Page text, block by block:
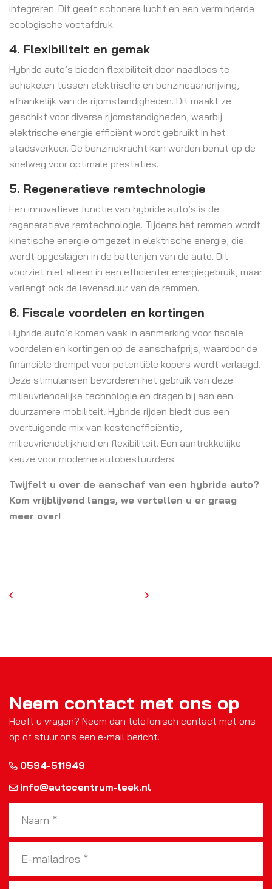
integreren. Dit geeft schonere lucht en een verminderde
ecologische voetafdruk.
4. Flexibiliteit en gemak
Hybride auto’s bieden flexibiliteit door naadloos te
schakelen tussen elektrische en benzineaandrijving,
afhankelijk van de rijomstandigheden. Dit maakt ze
geschikt voor diverse rijomstandigheden, waarbij
elektrische energie efficiënt wordt gebruikt in het
stadsverkeer. De benzinekracht kan worden benut op de
snelweg voor optimale prestaties.
5. Regeneratieve remtechnologie
Een innovatieve functie van hybride auto’s is de
regeneratieve remtechnologie. Tijdens het remmen wordt
kinetische energie omgezet in elektrische energie, die
wordt opgeslagen in de batterijen van de auto. Dit
voorziet niet alleen in een efficiënter energiegebruik, maar
verlengt ook de levensduur van de remmen.
6. Fiscale voordelen en kortingen
Hybride auto’s komen vaak in aanmerking voor fiscale
voordelen en kortingen op de aanschafprijs, waardoor de
financiële drempel voor potentiële kopers wordt verlaagd.
Deze stimulansen bevorderen het gebruik van deze
milieuvriendelijke technologie en dragen bij aan een
duurzamere mobiliteit. Hybride rijden biedt dus een
overtuigende mix van kostenefficiëntie,
milieuvriendelijkheid en flexibiliteit. Een aantrekkelijke
keuze voor moderne autobestuurders.
Twijfelt u over de aanschaf van een hybride auto?
Kom vrijblijvend langs, we vertellen u er graag
meer over!
Neem contact met ons op
Heeft u vragen? Neem dan telefonisch contact met ons
op of stuur ons een e-mail bericht.
0594-511949
info@autocentrum-leek.nl